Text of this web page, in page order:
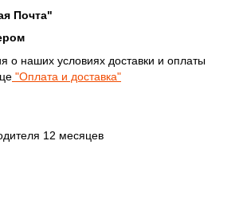
Почта"
о наших условиях доставки и оплаты
"Оплата и доставка"
12 месяцев